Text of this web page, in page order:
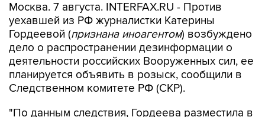
Москва. 7 августа. INTERFAX.RU - Против
уехавшей из РФ журналистки Катерины
Гордеевой (признана иноагентом) возбуждено
дело о распространении дезинформации о
деятельности российских Вооруженных сил, ее
планируется объявить в розыск, сообщили в
Следственном комитете РФ (СКР).
"По данным следствия, Гордеева разместила в